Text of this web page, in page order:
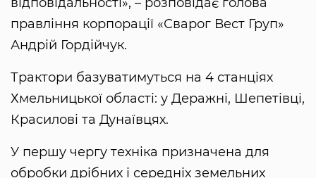
правління корпорації «Сварог Вест Груп»
Андрій Гордійчук.
Трактори базуватимуться на 4 станціях
Хмельницької області: у Деражні, Шепетівці,
Красилові та Дунаївцях.
У першу чергу техніка призначена для
обробки дрібних і середніх земельних